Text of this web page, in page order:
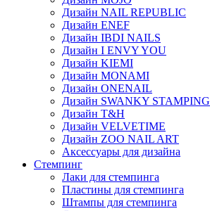
Дизайн NAIL REPUBLIC
Дизайн ENEF
Дизайн IBDI NAILS
Дизайн I ENVY YOU
Дизайн KIEMI
Дизайн MONAMI
Дизайн ONENAIL
Дизайн SWANKY STAMPING
Дизайн T&H
Дизайн VELVETIME
Дизайн ZOO NAIL ART
Аксессуары для дизайна
Стемпинг
Лаки для стемпинга
Пластины для стемпинга
Штампы для стемпинга